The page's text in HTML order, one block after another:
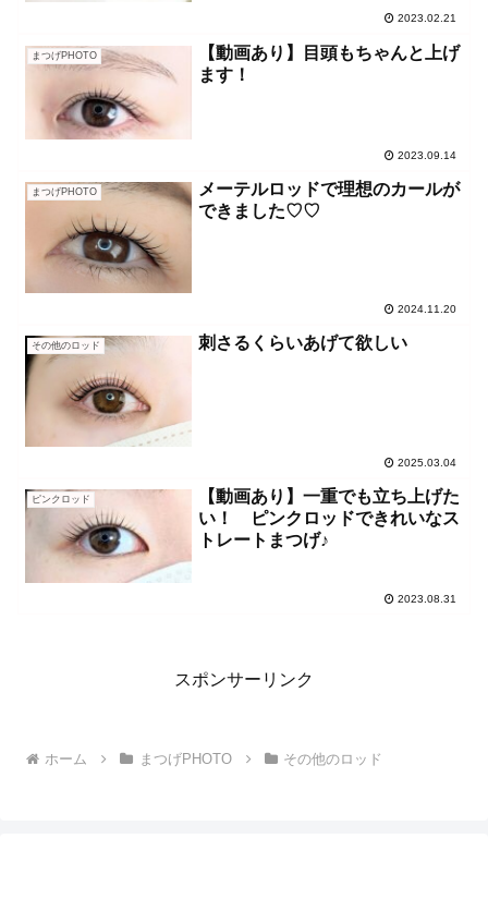
2023.02.21
まつげPHOTO
【動画あり】目頭もちゃんと上げ
ます！
2023.09.14
まつげPHOTO
メーテルロッドで理想のカールが
できました♡♡
2024.11.20
その他のロッド 刺さるくらいあげて欲しい
2025.03.04
ピンクロッド
【動画あり】一重でも立ち上げた
い！ ピンクロッドできれいなス
トレートまつげ♪
2023.08.31
スポンサーリンク
ホーム まつげPHOTO その他のロッド